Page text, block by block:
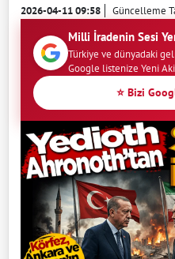
2026-04-11 09:58 Güncelleme
Milli İradenin Sesi
Türkiye ve dünyadaki
Google listenize Yeni
⭐ Bizi